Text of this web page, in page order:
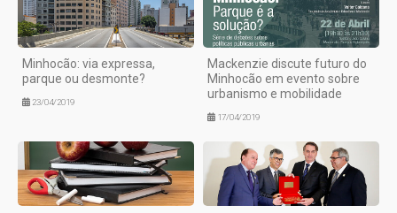
Minhocão: via expressa,
parque ou desmonte?
23/04/2019
Mackenzie discute futuro do
Minhocão em evento sobre
urbanismo e mobilidade
17/04/2019